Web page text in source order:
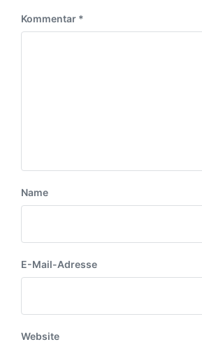
Kommentar *
Name
E-Mail-Adresse
Website